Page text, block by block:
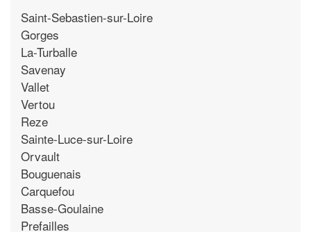
Saint-Sebastien-sur-Loire
Gorges
La-Turballe
Savenay
Vallet
Vertou
Reze
Sainte-Luce-sur-Loire
Orvault
Bouguenais
Carquefou
Basse-Goulaine
Prefailles